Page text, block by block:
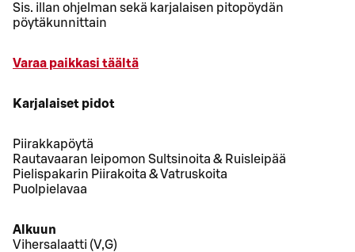
Sis. illan ohjelman sekä karjalaisen pitopöydän
pöytäkunnittain
Varaa paikkasi täältä
Karjalaiset pidot
Piirakkapöytä
Rautavaaran leipomon Sultsinoita & Ruisleipää
Pielispakarin Piirakoita & Vatruskoita
Puolpielavaa
Alkuun
Vihersalaatti (V,G)